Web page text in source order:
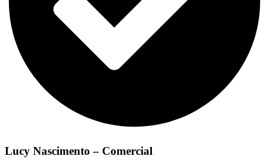
Lucy Nascimento – Comercial